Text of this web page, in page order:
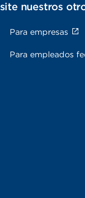
nuestros
Para empresas
Para empleados